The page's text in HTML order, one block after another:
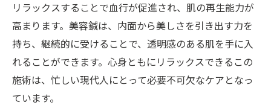
香川県丸亀市の鍼灸院でのオーダーメイド
施術
美容鍼の効果を最大限に引き出す施術プラ
ン
カスタマイズ施術で得られる特別な美容効
リラックスすることで血行が促進され、肌の再生能力が
高まります。美容鍼は、内面から美しさを引き出す力を
持ち、継続的に受けることで、透明感のある肌を手に入
れることができます。心身ともにリラックスできるこの
施術は、忙しい現代人にとって必要不可欠なケアとなっ
ています。